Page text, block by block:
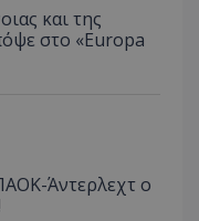
και της
στο «Europa
Άντερλεχτ ο